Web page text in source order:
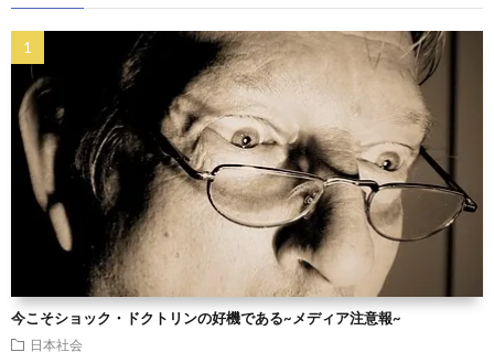
今こそショック・ドクトリンの好機である~メディア注意報~
日本社会